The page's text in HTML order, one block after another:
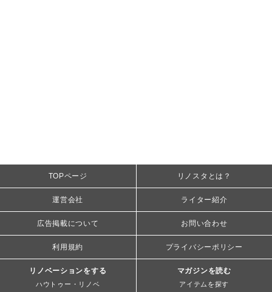
TOPページ リノスタとは？
運営会社 ライター紹介
広告掲載について お問い合わせ
利用規約 プライバシーポリシー
リノベーションをする
ハウトゥー・リノベ
マガジンを読む
アイテムを探す